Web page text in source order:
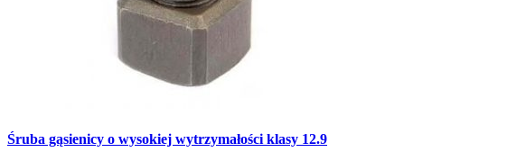
Śruba gąsienicy o wysokiej wytrzymałości klasy 12.9